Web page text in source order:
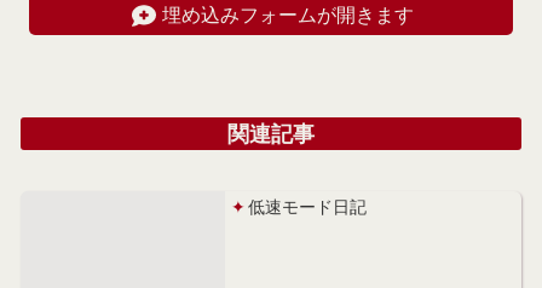
埋め込みフォームが開きます
関連記事
低速モード日記